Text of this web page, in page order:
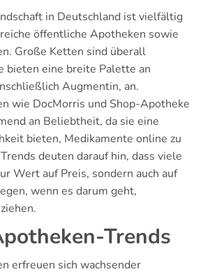
in Deutschland ist vielfältig
öffentliche Apotheken sowie
Große Ketten sind überall
bieten eine breite Palette an
Augmentin, an.
wie DocMorris und Shop-Apotheke
an Beliebtheit, da sie eine
bieten, Medikamente online zu
deuten darauf hin, dass viele
Wert auf Preis, sondern auch auf
wenn es darum geht,
Trends
erfreuen sich wachsender